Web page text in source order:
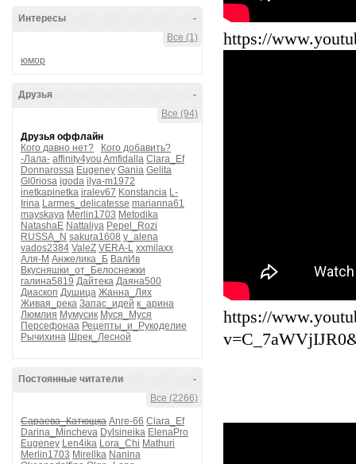
-
Интересы
Все (1)
юмор
-
Друзья
Все (94)
Друзья оффлайн
Кого давно нет?
Кого добавить?
-Лала- affinity4you Amfidalla Clara_Ef
Donnarossa Eugeney Gania Gelita
Gl0riosa igoda ilya-m1972
inetkapinetka iralev67 Konstancia L-
Irina Larmes_delicatesse marianna61
mayskaya Merlin1703 Metodika
NatashaE Nattaliya Pepel_Rozi
RUSSA_N sakura1608 v_alena
vados2384 ValeZ VERA-L xxmilaxx
Аля-М Анжелика_Б ВалИв
Вкусняшки_от_Белоснежки
галина5819 Дайтека Даяна500
Диаскоп Душица Жанна_Лях
Живая_река Запас_идей к_арина
Люмлия Мумусик Муся_Муся
Персефонаа Рецепты_и_Рукоделие
Рычихина Шрек_Лесной
-
Постоянные читатели
Все (2266)
Сараева_Катющка Anre-66 Clara_Ef
Darina_Mincheva Dylsineika ElenaPro
Eugeney Len4ika Lora_Chi Mathuri
Merlin1703 Mirellka Nanina
https://
https://